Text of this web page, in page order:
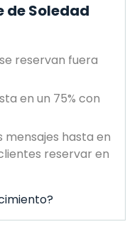
de Soledad
reservan fuera
en un 75% con
mensajes hasta en
reservar en